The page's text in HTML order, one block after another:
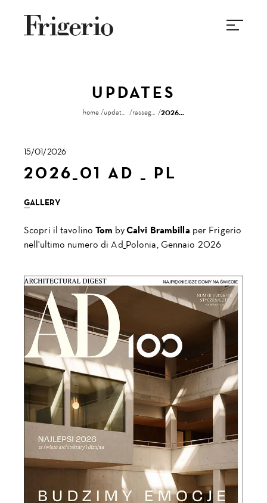
UPDATES
home updates rassegna stampa 2026_01 ad _ pl
15/01/2026
2026_01 AD _ PL
GALLERY
Scopri il tavolinoTom byCalvi Brambilla per Frigerio
nell'ultimo numero di Ad_Polonia, Gennaio 2026